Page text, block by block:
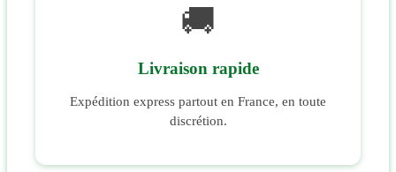
🚚
Livraison rapide
Expédition express partout en France, en toute
discrétion.